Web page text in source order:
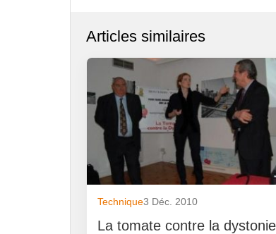
Articles similaires
Technique3 Déc. 2010
La tomate contre la dystonie